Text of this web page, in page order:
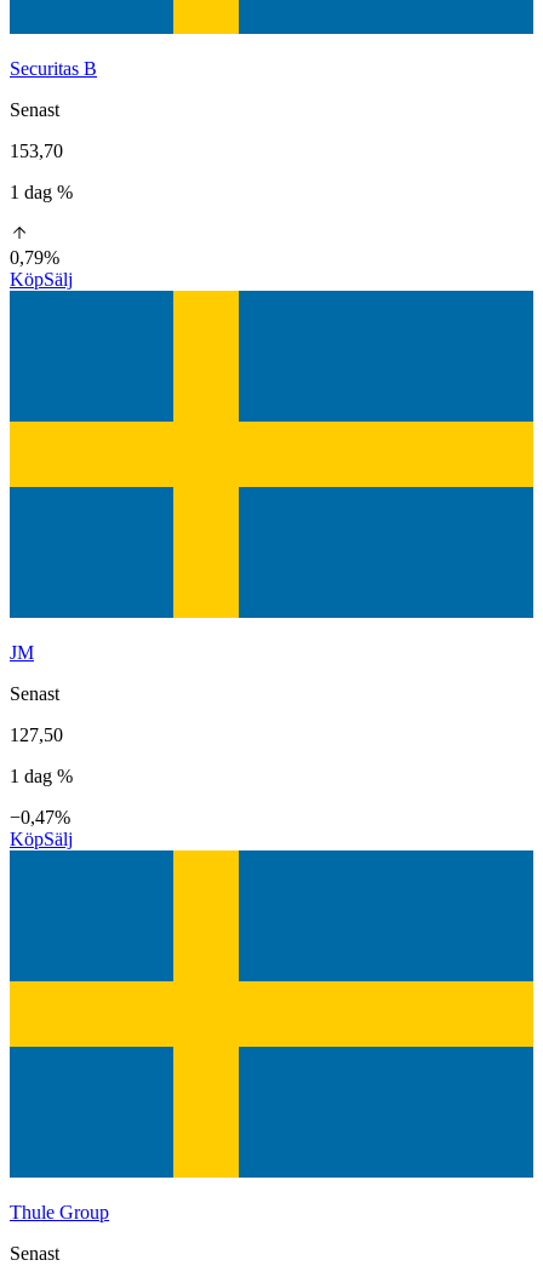
Securitas B
Senast
153,70
1 dag %
0,79%
KöpSälj
JM
Senast
127,50
1 dag %
−0,47%
KöpSälj
Thule Group
Senast